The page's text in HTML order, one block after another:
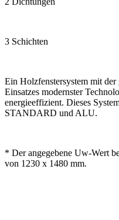
3 Schichten
Ein Holzfenstersystem mit
Einsatzes modernster
energieeffizient. Dieses
STANDARD und ALU.
* Der angegebene Uw-Wert
von 1230 x 1480 mm.